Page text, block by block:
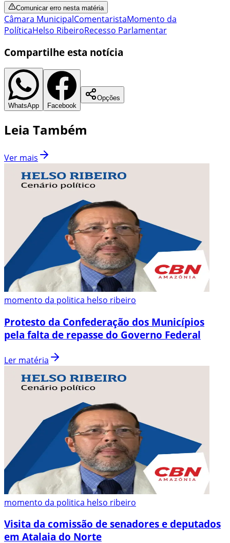
Comunicar erro nesta matéria
Câmara MunicipalComentaristaMomento da
PolíticaHelso RibeiroRecesso Parlamentar
Compartilhe esta notícia
WhatsApp Facebook
Opções
Leia Também
Ver mais
momento da politica helso ribeiro
Protesto da Confederação dos Municípios
pela falta de repasse do Governo Federal
Ler matéria
momento da politica helso ribeiro
Visita da comissão de senadores e deputados
em Atalaia do Norte